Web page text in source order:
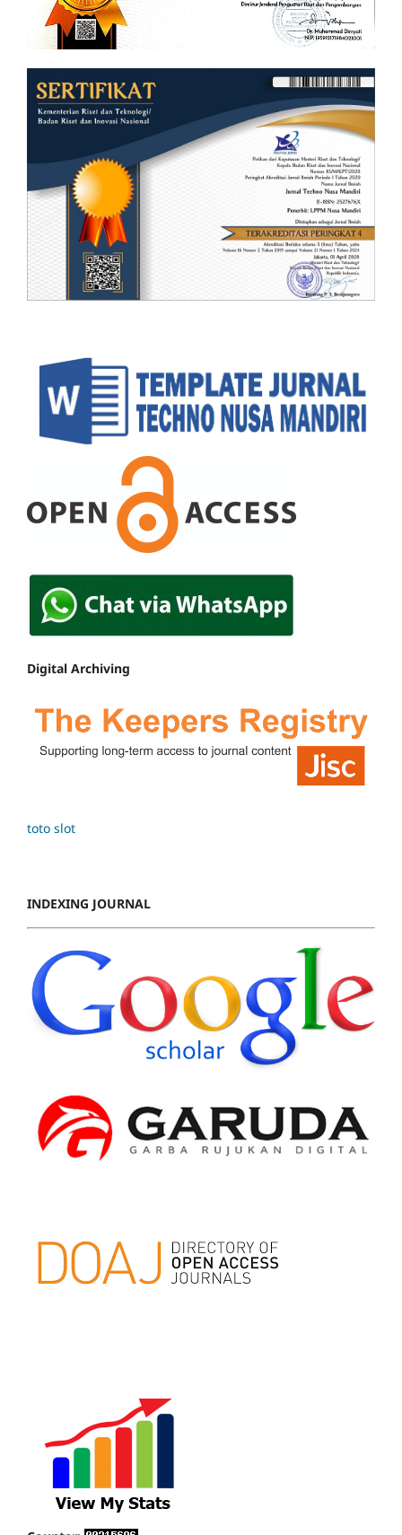
Digital Archiving
toto slot
INDEXING JOURNAL